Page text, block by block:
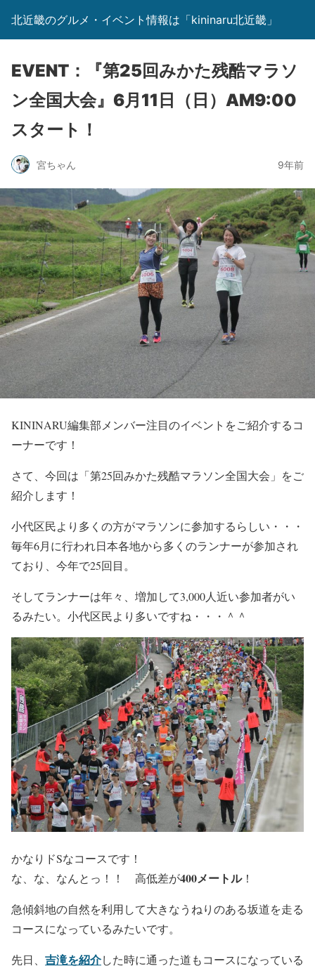
北近畿のグルメ・イベント情報は「kininaru北近畿」
EVENT：『第25回みかた残酷マラソ
ン全国大会』6月11日（日）AM9:00
スタート！
宮ちゃん 9年前
KININARU編集部メンバー注目のイベントをご紹介するコ
ーナーです！
さて、今回は「第25回みかた残酷マラソン全国大会」をご
紹介します！
小代区民より多くの方がマラソンに参加するらしい・・・
毎年6月に行われ日本各地から多くのランナーが参加され
ており、今年で25回目。
そしてランナーは年々、増加して3,000人近い参加者がい
るみたい。小代区民より多いですね・・・＾＾
かなりドSなコースです！
な、な、なんとっ！！ 高低差が400メートル！
急傾斜地の自然を利用して大きなうねりのある坂道を走る
コースになっているみたいです。
先日、 吉滝を紹介した時に通った道もコースになっている